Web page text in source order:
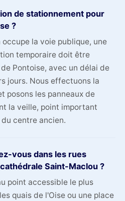
de stationnement pour
?
occupe la voie publique, une
temporaire doit être
Pontoise, avec un délai de
jours. Nous effectuons la
posons les panneaux de
la veille, point important
centre ancien.
vous dans les rues
Saint-Maclou ?
point accessible le plus
quais de l'Oise ou une place